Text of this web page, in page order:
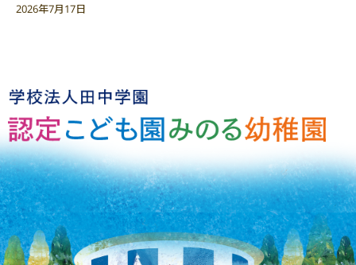
2026年7月17日